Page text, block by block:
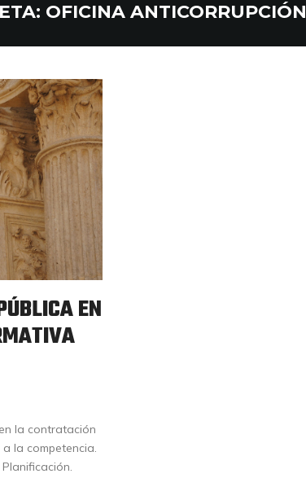
OFICINA ANTICORRUPCIÓN
EN
la contratación
la competencia.